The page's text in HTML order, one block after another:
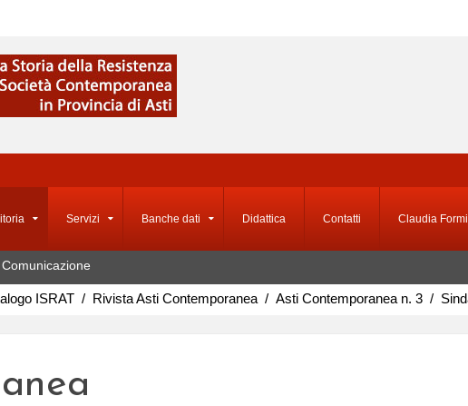
Servizi Banche dati Didattica Contatti Claudia
Comunicazione
ISRAT Rivista Asti Contemporanea Asti Contemporanea n. 3